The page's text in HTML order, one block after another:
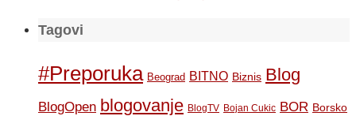
Tagovi
#Preporuka Beograd BITNO Biznis Blog
BlogOpen blogovanje BlogTV Bojan Cukic BOR Borsko